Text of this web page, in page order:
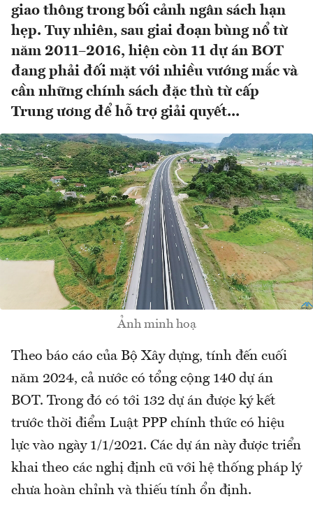
giao thông trong bối cảnh ngân sách hạn
hẹp. Tuy nhiên, sau giai đoạn bùng nổ từ
năm 2011–2016, hiện còn 11 dự án BOT
đang phải đối mặt với nhiều vướng mắc và
cần những chính sách đặc thù từ cấp
Trung ương để hỗ trợ giải quyết...
Ảnh minh hoạ
Theo báo cáo của Bộ Xây dựng, tính đến cuối
năm 2024, cả nước có tổng cộng 140 dự án
BOT. Trong đó có tới 132 dự án được ký kết
trước thời điểm Luật PPP chính thức có hiệu
lực vào ngày 1/1/2021. Các dự án này được triển
khai theo các nghị định cũ với hệ thống pháp lý
chưa hoàn chỉnh và thiếu tính ổn định.